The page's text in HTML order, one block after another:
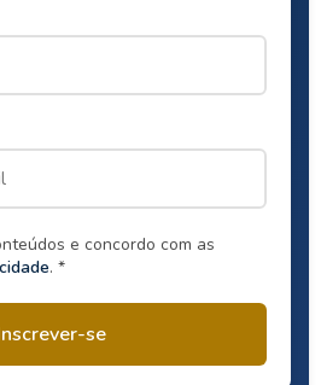
e concordo com as
. *
se